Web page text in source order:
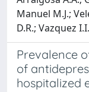
Manuel M.J.;
D.R.; Vazquez
Prevalence
of
hospitalized